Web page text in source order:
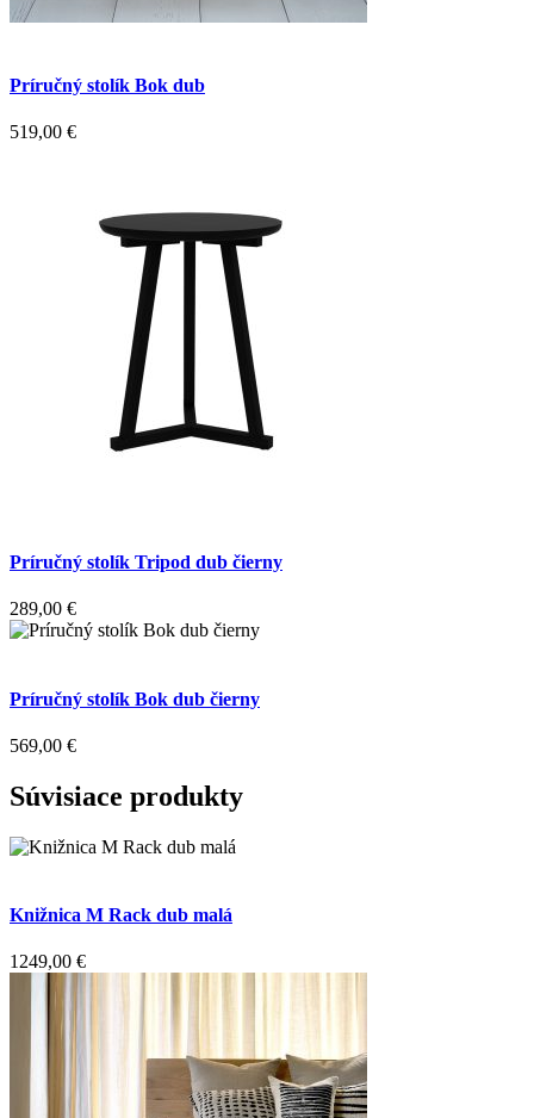
Príručný stolík Bok dub
519,00 €
Príručný stolík Tripod dub čierny
289,00 €
Príručný stolík Bok dub čierny
569,00 €
Súvisiace produkty
Knižnica M Rack dub malá
1249,00 €